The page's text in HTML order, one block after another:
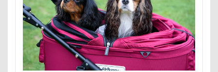
おかみさん
え～っと？ うちの子記念日
うしすけ
うさぎちゃん いろりくん
いびき
いぬPHOTOフェスタ
いぬPHOTOピックアップ
お兄ちゃん記念日
お友達 いちご狩り
お腹パ
くぅちゃん
ぎょんたくん